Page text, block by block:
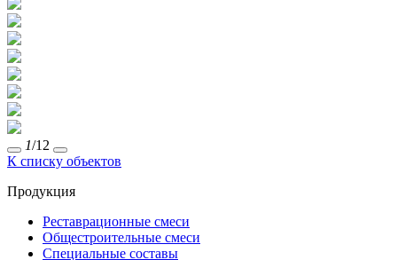
1/12
К списку объектов
Продукция
Реставрационные смеси
Общестроительные смеси
Специальные составы